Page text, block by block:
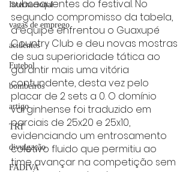
Internacional
vagas de emprego
acidentes
Futebol
bombeiros
artigo
TRT
divulgação
FADIVA
subsequentes do festival. No
segundo compromisso da tabela,
a equipe enfrentou o Guaxupé
Country Club e deu novas mostras
de sua superioridade tática ao
garantir mais uma vitória
contundente, desta vez pelo
placar de 2 sets a 0. O domínio
varginhense foi traduzido em
parciais de 25x20 e 25x10,
evidenciando um entrosamento
coletivo fluido que permitiu ao
time avançar na competição sem